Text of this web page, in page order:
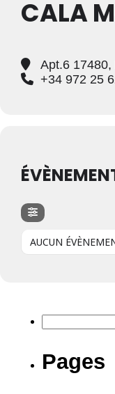
CALA
Apt.6
+34 972 25
AUCUN
Pages